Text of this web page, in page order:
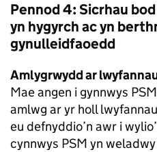
Pennod 4: Sicrhau
yn hygyrch ac yn
gynulleidfaoedd
Amlygrwydd ar
Mae angen i gynnwys
amlwg ar yr holl
eu defnyddio’n awr i
cynnwys PSM yn